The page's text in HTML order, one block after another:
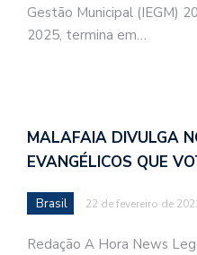
Gestão Municipal (IEGM)
2025, termina em…
MALAFAIA DIVULGA
EVANGÉLICOS QUE
Brasil 22 de fevereiro de
Redação A Hora News